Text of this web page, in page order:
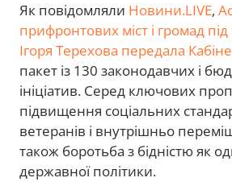
Як повідомляли Новини.LIVE,
прифронтових міст і громад
Ігоря Терехова передала
пакет із 130 законодавчих і
ініціатив. Серед ключових
підвищення соціальних
ветеранів і внутрішньо
також боротьба з бідністю як
державної політики.